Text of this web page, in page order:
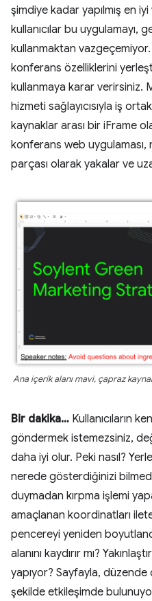
şimdiye kadar yapılmış en
kullanıcılar bu uygulamayı,
kullanmaktan
konferans özelliklerini
kullanmaya karar verirsiniz.
hizmeti sağlayıcısıyla iş
kaynaklar arası bir iFrame
konferans web
parçası olarak yakalar ve
Ana içerik alanı mavi, çapraz
Bir dakika… Kullanıcıların
göndermek istemezsiniz,
daha iyi olur. Peki nasıl?
nerede gösterdiğinizi
duymadan kırpma işlemi
amaçlanan koordinatları
pencereyi yeniden
alanını kaydırır mı?
yapıyor? Sayfayla,
şekilde etkileşimde